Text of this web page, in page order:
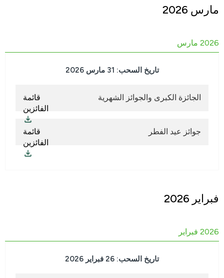
مارس 2026
2026 مارس
تاريخ السحب: 31 مارس 2026
الجائزة الكبرى والجوائز الشهرية
قائمة
الفائزين
جوائز عيد الفطر
قائمة
الفائزين
فبراير 2026
2026 فبراير
تاريخ السحب: 26 فبراير 2026